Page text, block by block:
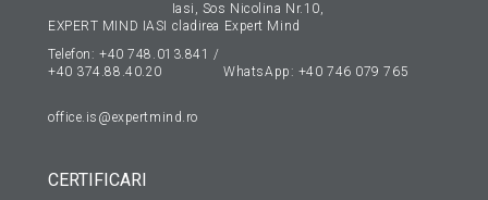
EXPERT MIND IASI
Iasi, Sos Nicolina Nr.10,
cladirea Expert Mind
Telefon:+40 748.013.841 /
+40 374.88.40.20
WhatsApp: +40 746 079 765
office.is@expertmind.ro
CERTIFICARI